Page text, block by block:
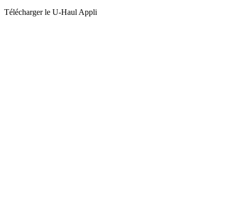
Télécharger le U-Haul Appli